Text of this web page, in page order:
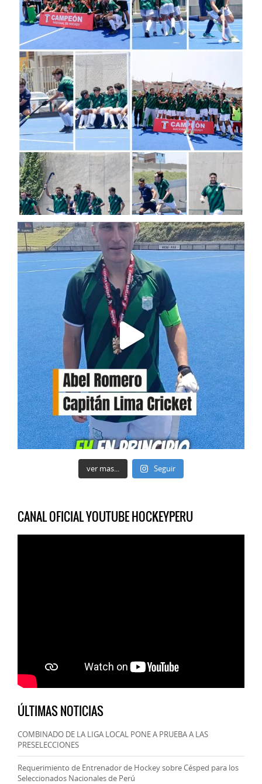
ver mas... Seguir
CANAL OFICIAL YOUTUBE HOCKEYPERU
ÚLTIMAS NOTICIAS
COMBINADO DE LA LIGA LOCAL PONE A PRUEBA A LAS
PRESELECCIONES
Requerimiento de Entrenador de Hockey sobre Césped para los
Seleccionados Nacionales de Perú